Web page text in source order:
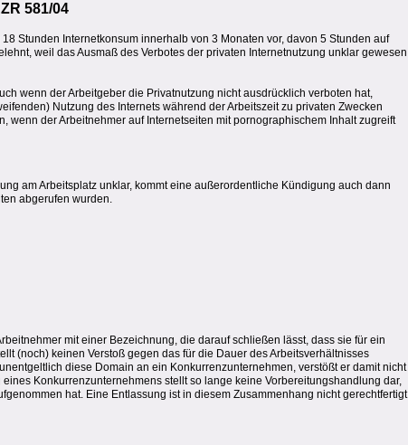
581/04
Stunden Internetkonsum innerhalb von 3 Monaten vor, davon 5 Stunden auf
weil das Ausmaß des Verbotes der privaten Internetnutzung unklar gewesen
wenn der Arbeitgeber die Privatnutzung nicht ausdrücklich verboten hat,
Nutzung des Internets während der Arbeitszeit zu privaten Zwecken
der Arbeitnehmer auf Internetseiten mit pornographischem Inhalt zugreift
am Arbeitsplatz unklar, kommt eine außerordentliche Kündigung auch dann
abgerufen wurden.
mit einer Bezeichnung, die darauf schließen lässt, dass sie für ein
(noch) keinen Verstoß gegen das für die Dauer des Arbeitsverhältnisses
diese Domain an ein Konkurrenzunternehmen, verstößt er damit nicht
Konkurrenzunternehmens stellt so lange keine Vorbereitungshandlung dar,
hat. Eine Entlassung ist in diesem Zusammenhang nicht gerechtfertigt